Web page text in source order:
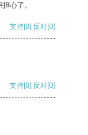
心了。
支持[0] 反对[0]
支持[0] 反对[0]